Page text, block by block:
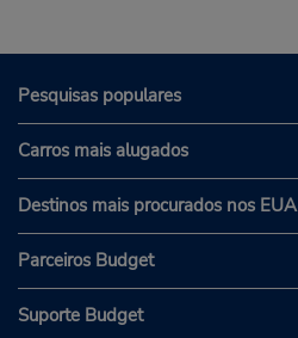
Pesquisas populares
Carros mais alugados
Destinos mais procurados nos EUA
Parceiros Budget
Suporte Budget